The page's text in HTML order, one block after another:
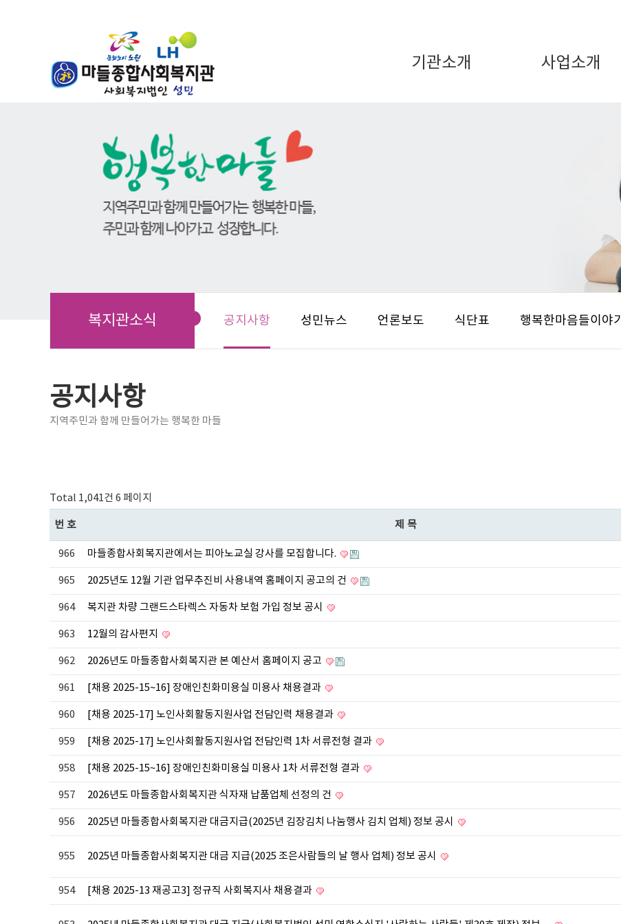
기관소개 사업소개
복지관소식 공지사항 성민뉴스 언론보도 식단표 행복한마음들이야기
공지사항
지역주민과 함께 만들어가는 행복한 마들
Total 1,041건 6 페이지
번호 제목
966 마들종합사회복지관에서는 피아노교실 강사를 모집합니다.
965 2025년도 12월 기관 업무추진비 사용내역 홈페이지 공고의 건
964 복지관 차량 그랜드스타렉스 자동차 보험 가입 정보 공시
963 12월의 감사편지
962 2026년도 마들종합사회복지관 본 예산서 홈페이지 공고
961 [채용 2025-15~16] 장애인친화미용실 미용사 채용결과
960 [채용 2025-17] 노인사회활동지원사업 전담인력 채용결과
959 [채용 2025-17] 노인사회활동지원사업 전담인력 1차 서류전형 결과
958 [채용 2025-15~16] 장애인친화미용실 미용사 1차 서류전형 결과
957 2026년도 마들종합사회복지관 식자재 납품업체 선정의 건
956 2025년 마들종합사회복지관 대금지급(2025년 김장김치 나눔행사 김치 업체) 정보 공시
955 2025년 마들종합사회복지관 대금 지급(2025 조은사람들의 날 행사 업체) 정보 공시
954 [채용 2025-13 재공고3] 정규직 사회복지사 채용결과